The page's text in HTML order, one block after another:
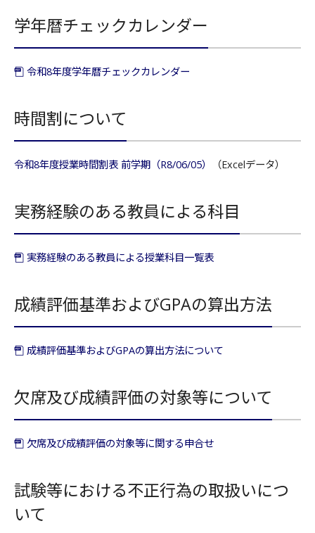
学年暦チェックカレンダー
令和8年度学年暦チェックカレンダー
時間割について
令和8年度授業時間割表 前学期（R8/06/05） （Excelデータ）
実務経験のある教員による科目
実務経験のある教員による授業科目一覧表
成績評価基準およびGPAの算出方法
成績評価基準およびGPAの算出方法について
欠席及び成績評価の対象等について
欠席及び成績評価の対象等に関する申合せ
試験等における不正行為の取扱いにつ
いて